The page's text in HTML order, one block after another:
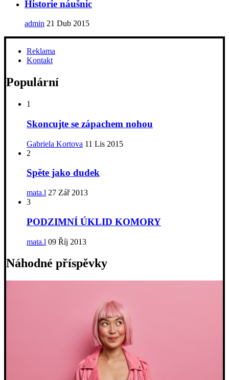
Historie náušnic
admin 21 Dub 2015
Reklama
Kontakt
Populární
1
Skoncujte se zápachem nohou
Gabriela Kortova 11 Lis 2015
2
Spěte jako dudek
mata.l 27 Zář 2013
3
PODZIMNÍ ÚKLID KOMORY
mata.l 09 Říj 2013
Náhodné příspěvky